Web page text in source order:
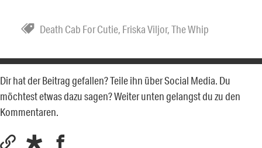
Death Cab For Cutie, Friska Viljor,The Whip
Dir hat der Beitrag gefallen? Teile ihn über Social Media. Du
möchtest etwas dazu sagen? Weiter unten gelangst du zu den
Kommentaren.